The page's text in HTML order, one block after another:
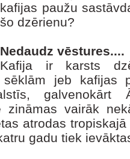
kafijas paužu
šo dzērienu?
Nedaudz vēstures....
Kafija ir karsts
sēklām jeb kafijas
galvenokārt
zināmas vairāk
atrodas
gadu tiek